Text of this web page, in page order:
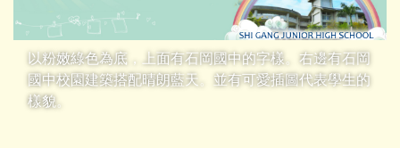
以粉嫩綠色為底，上面有石岡國中的字樣。右邊有石岡
國中校園建築搭配晴朗藍天。並有可愛插圖代表學生的
樣貌。